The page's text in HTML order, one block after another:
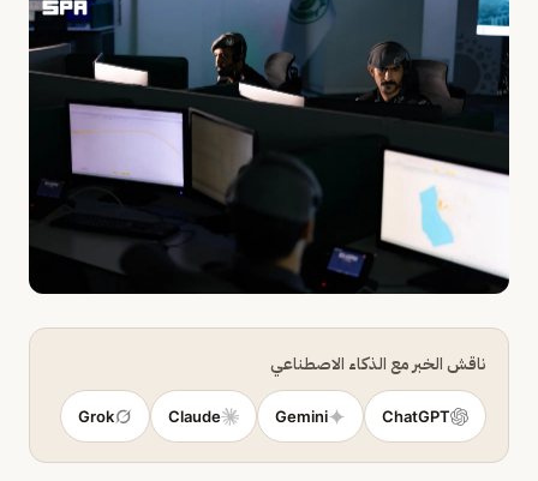
ناقش الخبر مع الذكاء الاصطناعي
ChatGPT
Gemini
Claude
Grok